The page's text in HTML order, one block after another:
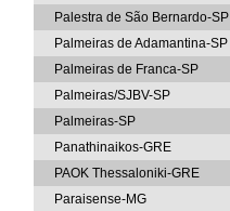
Palestra de São Bernardo-SP
Palmeiras de Adamantina-SP
Palmeiras de Franca-SP
Palmeiras/SJBV-SP
Palmeiras-SP
Panathinaikos-GRE
PAOK Thessaloniki-GRE
Paraisense-MG